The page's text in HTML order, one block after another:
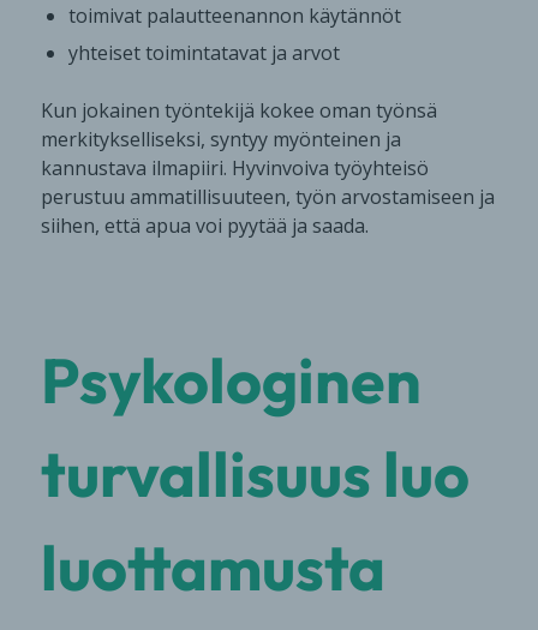
toimivat palautteenannon käytännöt
yhteiset toimintatavat ja arvot
Kun jokainen työntekijä kokee oman työnsä
merkitykselliseksi, syntyy myönteinen ja
kannustava ilmapiiri. Hyvinvoiva työyhteisö
perustuu ammatillisuuteen, työn arvostamiseen ja
siihen, että apua voi pyytää ja saada.
Psykologinen
turvallisuus luo
luottamusta